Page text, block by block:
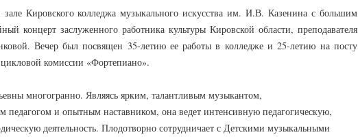
Кировского колледжа музыкального искусства им. И.В. Казенина с большим
концерт заслуженного работника культуры Кировской области, преподавателя
Вечер был посвящен 35-летию ее работы в колледже и 25-летию на посту
цикловой комиссии «Фортепиано».
многогранно. Являясь ярким, талантливым музыкантом,
педагогом и опытным наставником, она ведет интенсивную педагогическую,
деятельность. Плодотворно сотрудничает с Детскими музыкальными